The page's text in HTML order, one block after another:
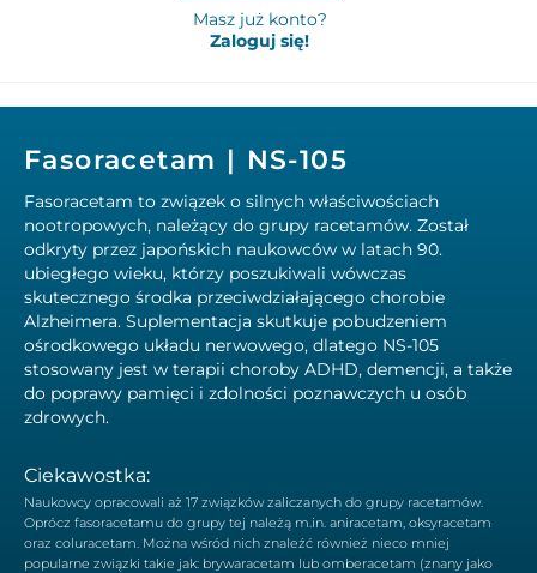
Masz już konto?
Zaloguj się!
Fasoracetam | NS-105
Fasoracetam to związek o silnych właściwościach
nootropowych, należący do grupy racetamów. Został
odkryty przez japońskich naukowców w latach 90.
ubiegłego wieku, którzy poszukiwali wówczas
skutecznego środka przeciwdziałającego chorobie
Alzheimera. Suplementacja skutkuje pobudzeniem
ośrodkowego układu nerwowego, dlatego NS-105
stosowany jest w terapii choroby ADHD, demencji, a także
do poprawy pamięci i zdolności poznawczych u osób
zdrowych.
Ciekawostka:
Naukowcy opracowali aż 17 związków zaliczanych do grupy racetamów.
Oprócz fasoracetamu do grupy tej należą m.in. aniracetam, oksyracetam
oraz coluracetam. Można wśród nich znaleźć również nieco mniej
popularne związki takie jak: brywaracetam lub omberacetam (znany jako